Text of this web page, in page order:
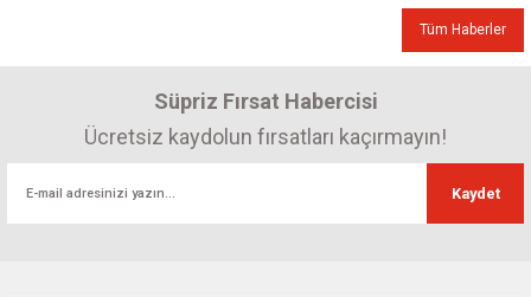
Tüm Haberler
Süpriz Fırsat Habercisi
Ücretsiz kaydolun fırsatları kaçırmayın!
Kaydet